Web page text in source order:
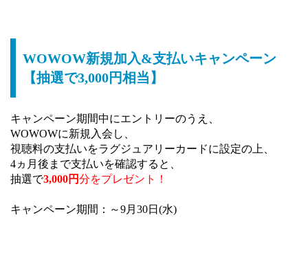
WOWOW新規加入&支払いキャンペーン
【抽選で3,000円相当】
キャンペーン期間中にエントリーのうえ、
WOWOWに新規入会し、
視聴料の支払いをラグジュアリーカードに設定の上、
4ヵ月後まで支払いを確認すると、
抽選で3,000円分をプレゼント！
キャンペーン期間：～9月30日(水)